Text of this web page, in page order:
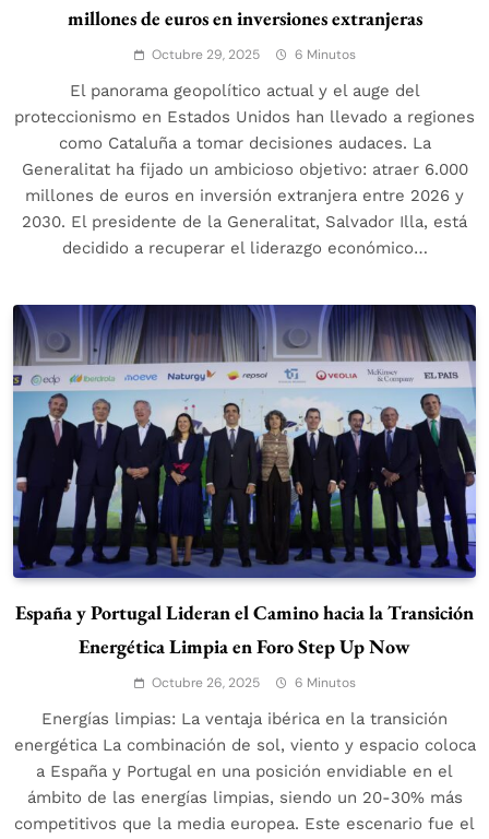
millones de euros en inversiones extranjeras
Octubre 29, 2025 6 Minutos
El panorama geopolítico actual y el auge del
proteccionismo en Estados Unidos han llevado a regiones
como Cataluña a tomar decisiones audaces. La
Generalitat ha fijado un ambicioso objetivo: atraer 6.000
millones de euros en inversión extranjera entre 2026 y
2030. El presidente de la Generalitat, Salvador Illa, está
decidido a recuperar el liderazgo económico…
España y Portugal Lideran el Camino hacia la Transición
Energética Limpia en Foro Step Up Now
Octubre 26, 2025 6 Minutos
Energías limpias: La ventaja ibérica en la transición
energética La combinación de sol, viento y espacio coloca
a España y Portugal en una posición envidiable en el
ámbito de las energías limpias, siendo un 20-30% más
competitivos que la media europea. Este escenario fue el